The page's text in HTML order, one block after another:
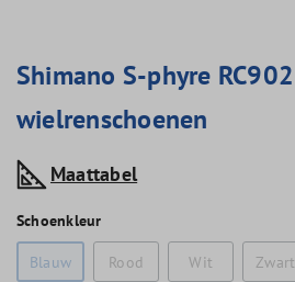
Shimano S-phyre RC902
wielrenschoenen
Maattabel
Schoenkleur
Blauw
Rood Wit Zwart